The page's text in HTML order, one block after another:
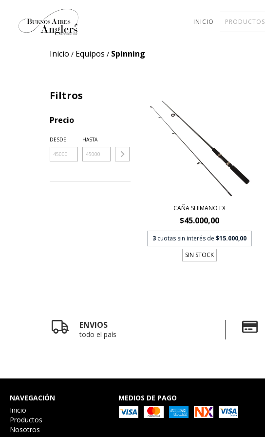
INICIO PRODUCTOS
Inicio / Equipos / Spinning
Filtros
Precio
DESDE HASTA
CAÑA SHIMANO FX
$45.000,00
3 cuotas sin interés de$15.000,00
SIN STOCK
ENVIOS
todo el país
NAVEGACIÓN
Inicio
Productos
Nosotros
MEDIOS DE PAGO